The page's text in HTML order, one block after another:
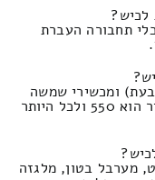
לכיש?
תחבורה העברת
ומכשירי שמשה
בעלי משקל גדול פלוס שירותי מנוף המחיר הוא 550 ולכל היותר
מערבל בטון, מלגזה